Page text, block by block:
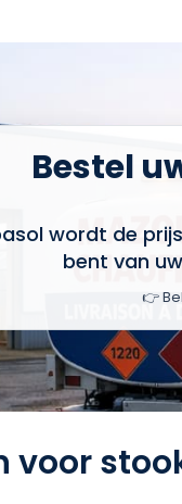
Bestel
wordt de
bent van
👉
voor